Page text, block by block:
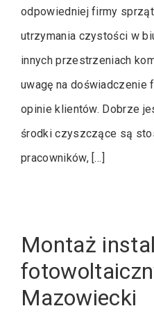
odpowiedniej firmy
utrzymania czystości w
innych przestrzeniach
uwagę na doświadczenie
opinie klientów. Dobrze
środki czyszczące są
pracowników, […]
Montaż
Mazowiecki